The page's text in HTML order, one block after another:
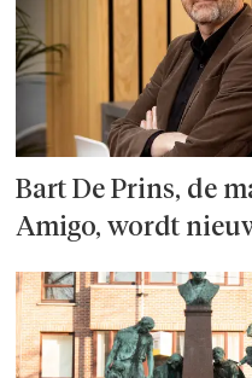
Bart De Prins, de
Amigo, wordt